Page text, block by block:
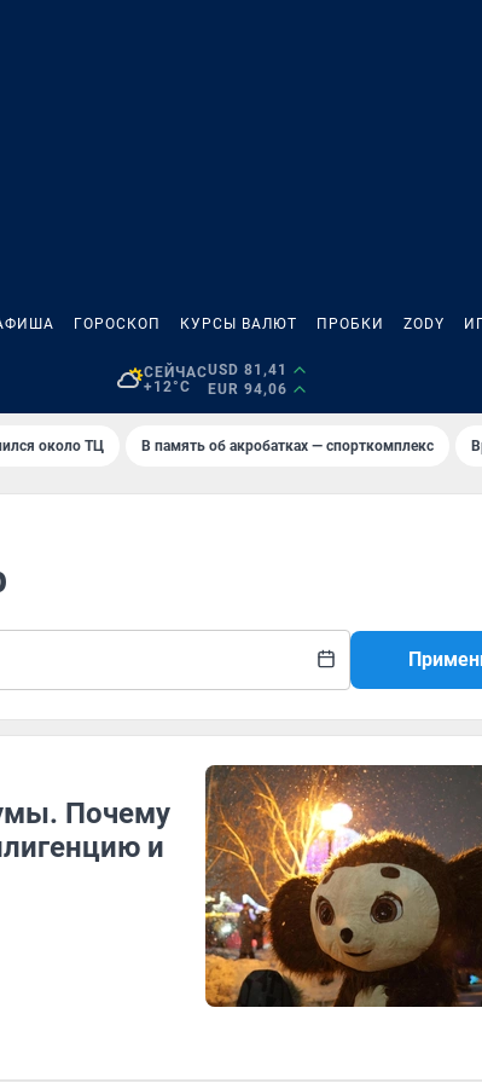
ГОРОСКОП КУРСЫ ВАЛЮТ ПРОБКИ ZODY
СЕЙЧАС
+12°C
USD 81,41
EUR 94,06
около ТЦ В память об акробатках — спорткомплекс
Почему
и